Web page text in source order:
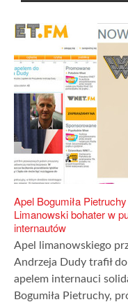
Apel Bogumiła
Limanowski bohater w
internautów
Apel limanowskiego
Andrzeja Dudy trafił
apelem internauci
Bogumiła Pietruchy,